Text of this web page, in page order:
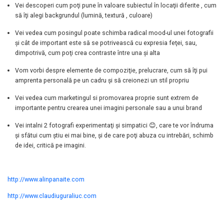
Vei descoperi cum poţi pune în valoare subiectul în locaţii diferite , cum
să îţi alegi backgrundul (lumină, textură , culoare)
Vei vedea cum posingul poate schimba radical mood-ul unei fotografii
şi cât de important este să se potrivească cu expresia feţei, sau,
dimpotrivă, cum poţi crea contraste între una şi alta
Vom vorbi despre elemente de compoziţie, prelucrare, cum să îţi pui
amprenta personală pe un cadru şi să creionezi un stil propriu
Vei vedea cum marketingul si promovarea proprie sunt extrem de
importante pentru crearea unei imagini personale sau a unui brand
Vei intalni 2 fotografi experimentaţi şi simpatici 😊, care te vor îndruma
şi sfătui cum ştiu ei mai bine, şi de care poţi abuza cu intrebări, schimb
de idei, critică pe imagini.
http://www.alinpanaite.com
http://www.claudiuguraliuc.com